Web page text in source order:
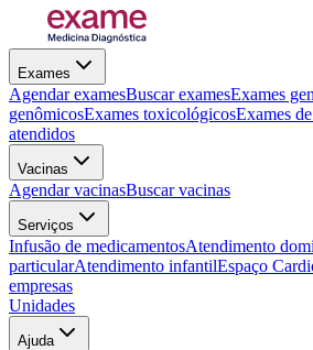
Exames
Agendar examesBuscar examesExames
genômicosExames toxicológicosExames
atendidos
Vacinas
Agendar vacinasBuscar vacinas
Serviços
Infusão de medicamentosAtendimento
particularAtendimento infantilEspaço
empresas
Unidades
Ajuda